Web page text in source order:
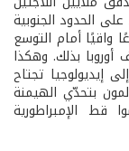
الحدود الجنوبية
واقيًا أمام التوسع
أوروبا بذلك. وهكذا
إيديولوجيا تجتاح
بتحدّي الهيمنة
قط الإمبراطورية